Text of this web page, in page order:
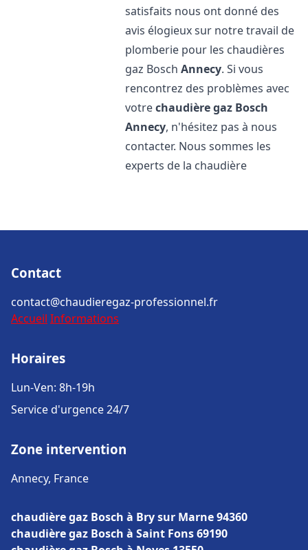
satisfaits nous ont donné des
avis élogieux sur notre travail de
plomberie pour les chaudières
gaz BoschAnnecy. Si vous
rencontrez des problèmes avec
votrechaudière gaz Bosch
Annecy, n'hésitez pas à nous
contacter. Nous sommes les
experts de la chaudière
Contact
contact@chaudieregaz-professionnel.fr
Accueil Informations
Horaires
Lun-Ven: 8h-19h
Service d'urgence 24/7
Zone intervention
Annecy, France
chaudière gaz Bosch à Bry sur Marne 94360
chaudière gaz Bosch à Saint Fons 69190